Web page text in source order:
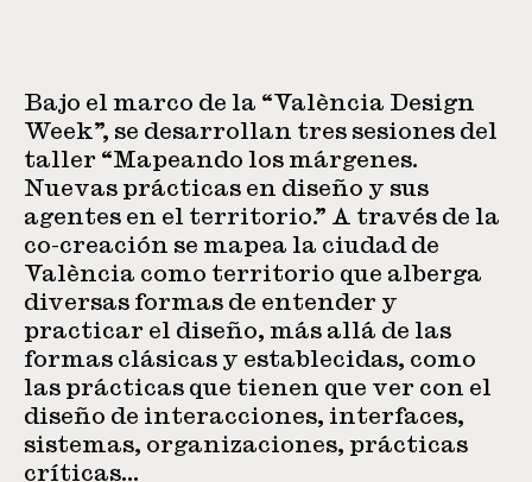
Bajo el marco de la “València Design
Week”, se desarrollan tres sesiones del
taller “Mapeando los márgenes.
Nuevas prácticas en diseño y sus
agentes en el territorio.” A través de la
co-creación se mapea la ciudad de
València como territorio que alberga
diversas formas de entender y
practicar el diseño, más allá de las
formas clásicas y establecidas, como
las prácticas que tienen que ver con el
diseño de interacciones, interfaces,
sistemas, organizaciones, prácticas
críticas…